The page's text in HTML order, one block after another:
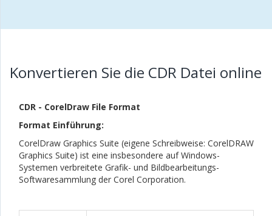
Konvertieren Sie die CDR Datei online
CDR - CorelDraw File Format
Format Einführung:
CorelDraw Graphics Suite (eigene Schreibweise: CorelDRAW
Graphics Suite) ist eine insbesondere auf Windows-
Systemen verbreitete Grafik- und Bildbearbeitungs-
Softwaresammlung der Corel Corporation.